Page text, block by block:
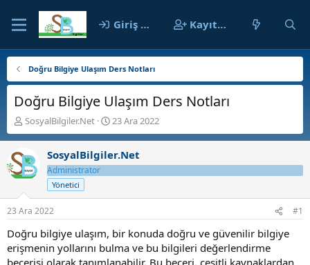
Giriş yap Kayıt ol
Doğru Bilgiye Ulaşım Ders Notları
Doğru Bilgiye Ulaşım Ders Notları
K
o
n
b
u
y
u
b
a
ş
l
SosyalBilgiler.Net
B
a
ş
l
ç
t
a
23 Ara 2022
SosyalBilgiler.Net
Administrator
Yönetici
23 Ara 2022 #1
Doğru bilgiye ulaşım, bir konuda doğru ve güvenilir bilgiye
erişmenin yollarını bulma ve bu bilgileri değerlendirme
becerisi olarak tanımlanabilir. Bu beceri, çeşitli kaynaklardan